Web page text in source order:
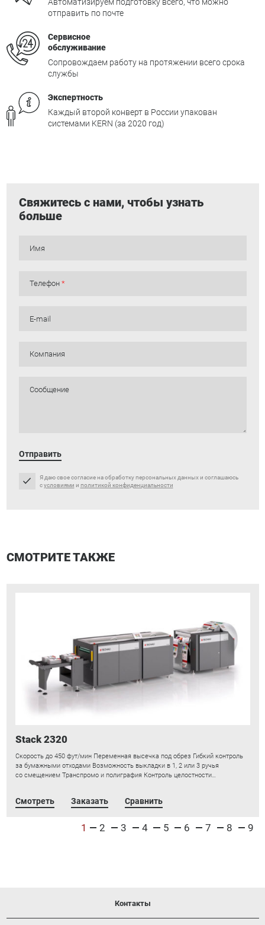
отправить по почте
Сервисное
обслуживание
Сопровождаем работу на протяжении всего срока
службы
Экспертность
Каждый второй конверт в России упакован
системами KERN (за 2020 год)
Свяжитесь с нами, чтобы узнать
больше
Имя
Телефон*
E-mail
Компания
Сообщение
Отправить
Я даю свое согласие на обработку персональных данных и соглашаюсь
сусловиями и политикой конфиденциальности
СМОТРИТЕ ТАКЖЕ
Stack 2320
Скорость до 450 фут/мин Переменная высечка под обрез Гибкий контроль
за бумажными отходами Возможность выкладки в 1, 2 или 3 ручья
со смещением Транспромо и полиграфия Контроль целостности…
Смотреть Заказать Сравнить
1 2 3 4 5 6 7 8 9
Контакты